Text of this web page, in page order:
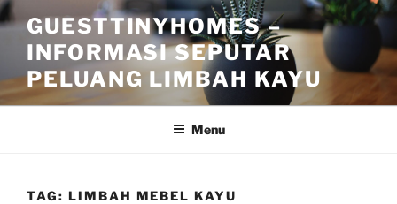
Skip
to
content
GUESTTINYHOMES –
INFORMASI SEPUTAR
PELUANG LIMBAH KAYU
Menu
TAG: LIMBAH MEBEL KAYU